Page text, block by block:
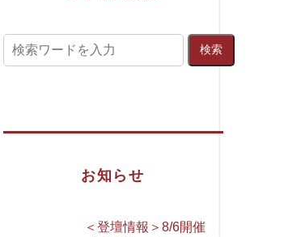
お知らせ
＜登壇情報＞8/6開催